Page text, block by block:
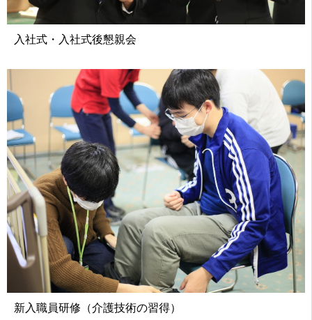
入社式・入社式後懇親会
新入職員研修（介護技術の習得）